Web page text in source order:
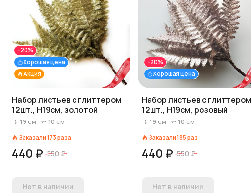
Акция
Хорошая цена
-20%
Набор листьев с глиттером
12шт., H19см, золотой
19 см 10 см
Заказали173раза
440 ₽ 550 ₽
Нет в наличии
Хорошая цена
-20%
Набор листьев с глиттером
12шт., H19см, розовый
19 см 10 см
Заказали185раз
440 ₽ 550 ₽
Нет в наличии